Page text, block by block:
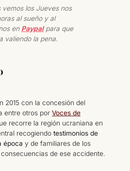
vemos los Jueves nos
al sueño y al
en Paypalpara que
valiendo la pena.
2015 con la concesión del
entre otros por Voces de
recorre la región ucraniana en
recogiendo testimonios de
época y de familiares de los
de ese accidente.